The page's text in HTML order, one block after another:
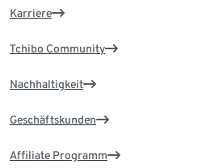
Karriere
Tchibo Community
Nachhaltigkeit
Geschäftskunden
Affiliate Programm